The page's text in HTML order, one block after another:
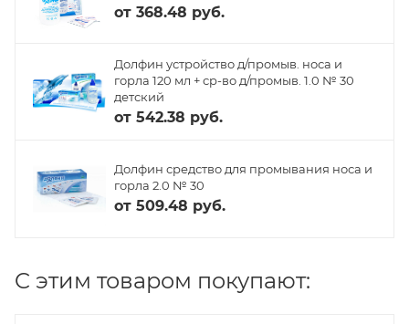
от 368.48 руб.
Долфин устройство д/промыв. носа и
горла 120 мл + ср-во д/промыв. 1.0 № 30
детский
от 542.38 руб.
Долфин средство для промывания носа и
горла 2.0 № 30
от 509.48 руб.
C этим товаром покупают: